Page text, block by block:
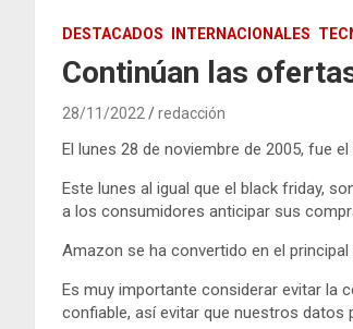
DESTACADOS INTERNACIONALES
Continúan las
28/11/2022 redacción
El lunes 28 de noviembre de 2005, fue
Este lunes al igual que el black friday,
a los consumidores anticipar sus
Amazon se ha convertido en el
Es muy importante considerar evitar la
confiable, así evitar que nuestros datos